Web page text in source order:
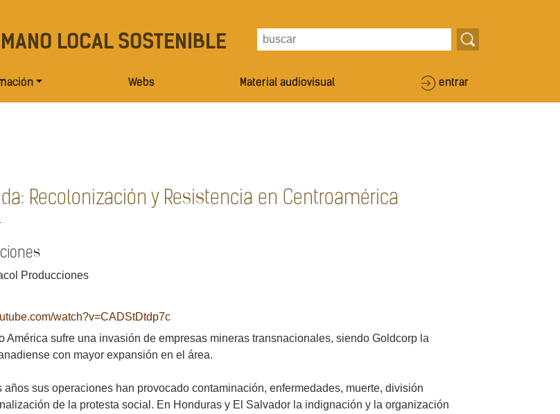
LOCAL SOSTENIBLE
Webs Material audiovisual entrar
Recolonización y Resistencia en Centroamérica
Producciones
watch?v=CADStDtdp7c
América sufre una invasión de empresas mineras transnacionales, siendo Goldcorp la
con mayor expansión en el área.
años sus operaciones han provocado contaminación, enfermedades, muerte, división
de la protesta social. En Honduras y El Salvador la indignación y la organización